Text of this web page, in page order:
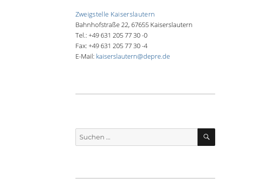
Zweigstelle Kaiserslautern
Bahnhofstraße 22, 67655 Kaiserslautern
Tel.: +49 631 205 77 30 -0
Fax: +49 631 205 77 30 -4
E-Mail: kaiserslautern@depre.de
Suche
nach:
SUCHEN